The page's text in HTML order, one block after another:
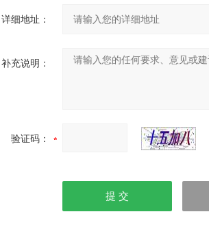
详细地址：
补充说明：
验证码：